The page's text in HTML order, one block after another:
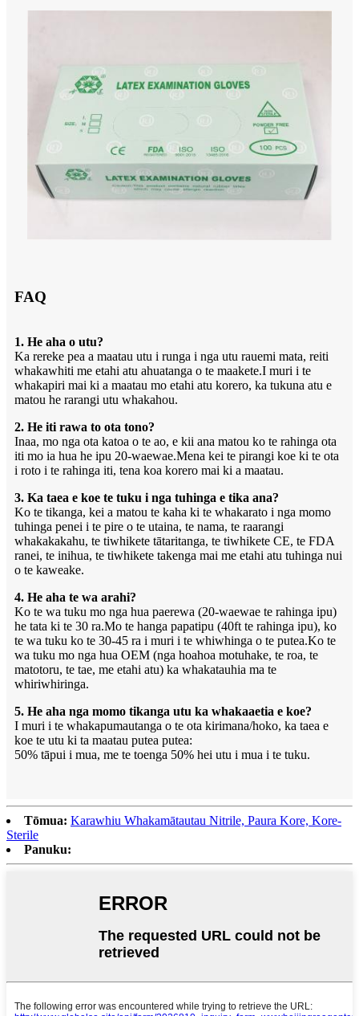
FAQ
1. He aha o utu?
Ka rereke pea a maatau utu i runga i nga utu rauemi mata, reiti
whakawhiti me etahi atu ahuatanga o te maakete.I muri i te
whakapiri mai ki a maatau mo etahi atu korero, ka tukuna atu e
matou he rarangi utu whakahou.
2. He iti rawa to ota tono?
Inaa, mo nga ota katoa o te ao, e kii ana matou ko te rahinga ota
iti mo ia hua he ipu 20-waewae.Mena kei te pirangi koe ki te ota
i roto i te rahinga iti, tena koa korero mai ki a maatau.
3. Ka taea e koe te tuku i nga tuhinga e tika ana?
Ko te tikanga, kei a matou te kaha ki te whakarato i nga momo
tuhinga penei i te pire o te utaina, te nama, te raarangi
whakakakahu, te tiwhikete tātaritanga, te tiwhikete CE, te FDA
ranei, te inihua, te tiwhikete takenga mai me etahi atu tuhinga nui
o te kaweake.
4. He aha te wa arahi?
Ko te wa tuku mo nga hua paerewa (20-waewae te rahinga ipu)
he tata ki te 30 ra.Mo te hanga papatipu (40ft te rahinga ipu), ko
te wa tuku ko te 30-45 ra i muri i te whiwhinga o te putea.Ko te
wa tuku mo nga hua OEM (nga hoahoa motuhake, te roa, te
matotoru, te tae, me etahi atu) ka whakatauhia ma te
whiriwhiringa.
5. He aha nga momo tikanga utu ka whakaaetia e koe?
I muri i te whakapumautanga o te ota kirimana/hoko, ka taea e
koe te utu ki ta maatau putea putea:
50% tāpui i mua, me te toenga 50% hei utu i mua i te tuku.
Tōmua: Karawhiu Whakamātautau Nitrile, Paura Kore, Kore-
Sterile
Panuku: